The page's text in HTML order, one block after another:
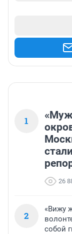
1
26
2
«Вижу
собой